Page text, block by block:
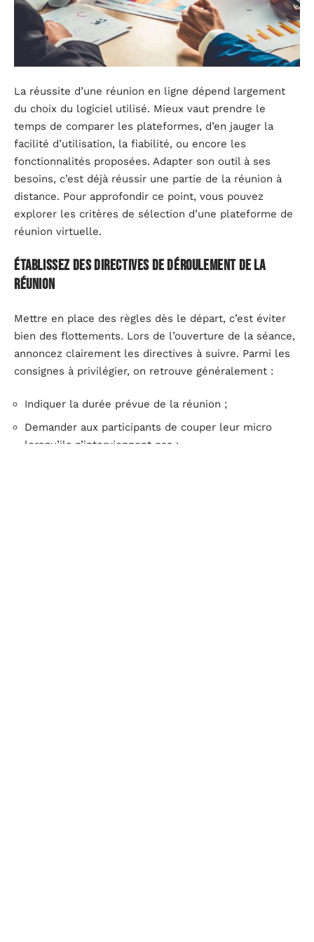
La réussite d’une réunion en ligne dépend largement
du choix du logiciel utilisé. Mieux vaut prendre le
temps de comparer les plateformes, d’en jauger la
facilité d’utilisation, la fiabilité, ou encore les
fonctionnalités proposées. Adapter son outil à ses
besoins, c’est déjà réussir une partie de la réunion à
distance. Pour approfondir ce point, vous pouvez
explorer les critères de sélection d’une plateforme de
réunion virtuelle.
Établissez des directives de déroulement de la
réunion
Mettre en place des règles dès le départ, c’est éviter
bien des flottements. Lors de l’ouverture de la séance,
annoncez clairement les directives à suivre. Parmi les
consignes à privilégier, on retrouve généralement :
Indiquer la durée prévue de la réunion ;
Demander aux participants de couper leur micro
lorsqu’ils n’interviennent pas ;